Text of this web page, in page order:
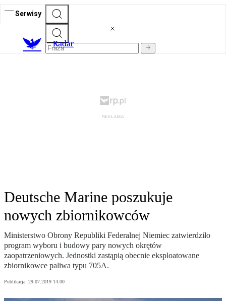
Serwisy
Radar
Deutsche Marine poszukuje
nowych zbiornikowców
Ministerstwo Obrony Republiki Federalnej Niemiec zatwierdziło
program wyboru i budowy pary nowych okrętów
zaopatrzeniowych. Jednostki zastąpią obecnie eksploatowane
zbiornikowce paliwa typu 705A.
Publikacja: 29.07.2019 14:00